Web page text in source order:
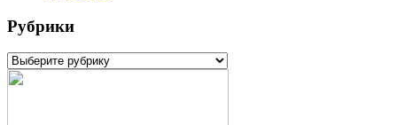
Рубрики
Рубрики